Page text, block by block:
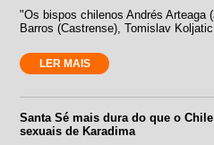
"Os bispos chilenos Andrés Arteaga
Barros (Castrense), Tomislav
LER MAIS
Santa Sé mais dura do que o
sexuais de Karadima